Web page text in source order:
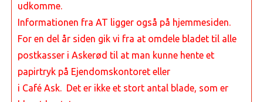
udkomme.
Informationen fra AT ligger også på hjemmesiden.
For en del år siden gik vi fra at omdele bladet til alle
postkasser i Askerød til at man kunne hente et
papirtryk på Ejendomskontoret eller
i Café Ask. Det er ikke et stort antal blade, som er